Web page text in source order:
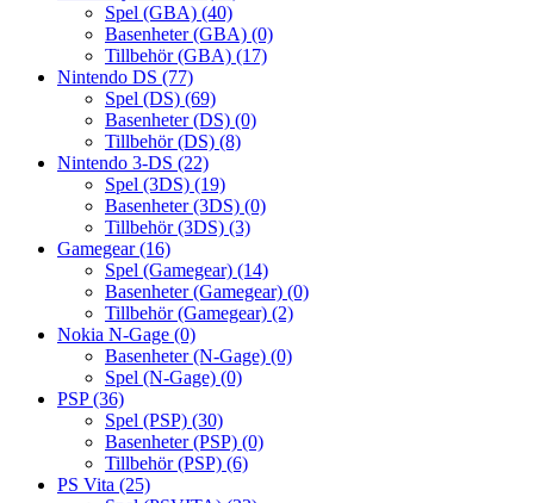
Spel (GBA) (40)
Basenheter (GBA) (0)
Tillbehör (GBA) (17)
Nintendo DS (77)
Spel (DS) (69)
Basenheter (DS) (0)
Tillbehör (DS) (8)
Nintendo 3-DS (22)
Spel (3DS) (19)
Basenheter (3DS) (0)
Tillbehör (3DS) (3)
Gamegear(16)
Spel (Gamegear) (14)
Basenheter (Gamegear) (0)
Tillbehör (Gamegear) (2)
Nokia N-Gage (0)
Basenheter (N-Gage) (0)
Spel (N-Gage) (0)
PSP(36)
Spel (PSP) (30)
Basenheter (PSP) (0)
Tillbehör (PSP) (6)
PS Vita (25)